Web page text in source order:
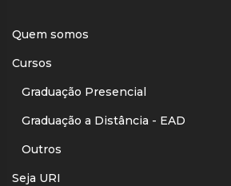
Quem somos
Cursos
Graduação Presencial
Graduação a Distância - EAD
Outros
Seja URI